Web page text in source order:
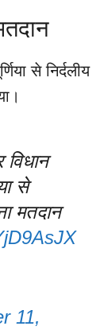
से निर्दलीय
विधान
से
मतदान
11,